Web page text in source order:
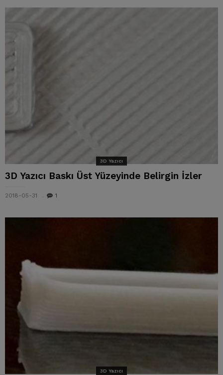
3D Yazıcı
3D Yazıcı Baskı Üst Yüzeyinde Belirgin İzler
2018-05-31 1
3D Yazıcı